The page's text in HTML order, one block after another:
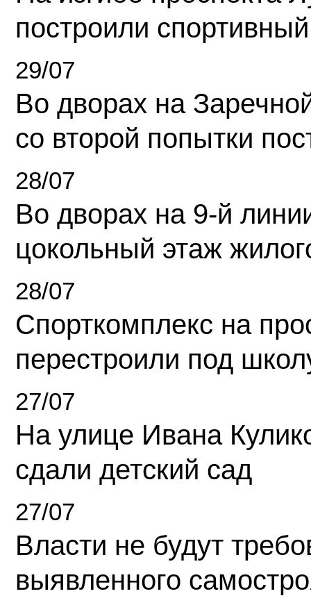
построили
29/07
Во дворах на
со второй попытки
28/07
Во дворах на 9-й
цокольный этаж
28/07
Спорткомплекс на
перестроили под
27/07
На улице Ивана
сдали детский сад
27/07
Власти не будут
выявленного